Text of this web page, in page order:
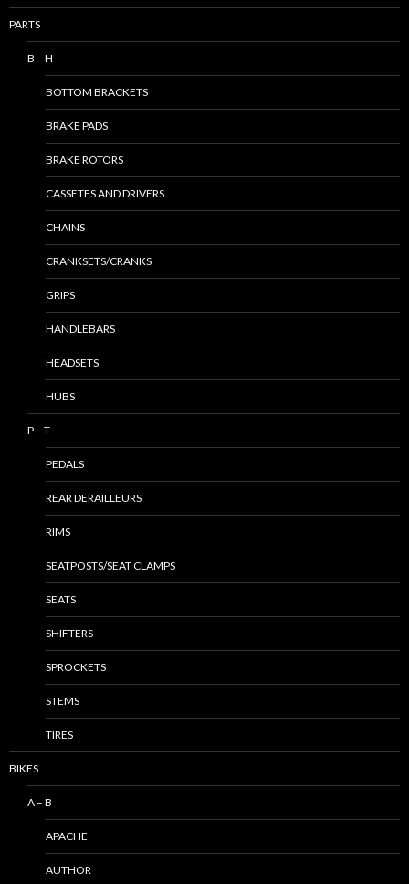
PARTS
B – H
BOTTOM BRACKETS
BRAKE PADS
BRAKE ROTORS
CASSETES AND DRIVERS
CHAINS
CRANKSETS/CRANKS
GRIPS
HANDLEBARS
HEADSETS
HUBS
P – T
PEDALS
REAR DERAILLEURS
RIMS
SEATPOSTS/SEAT CLAMPS
SEATS
SHIFTERS
SPROCKETS
STEMS
TIRES
BIKES
A – B
APACHE
AUTHOR